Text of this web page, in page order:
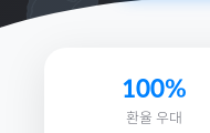
100%
환율 우대